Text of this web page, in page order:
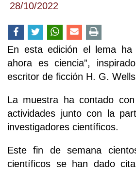
28/10/2022
En esta edición el lema ha
ahora es ciencia”,
escritor de ficción H. G.
La muestra ha contado
actividades junto con la
investigadores científicos.
Este fin de semana
científicos se han dado